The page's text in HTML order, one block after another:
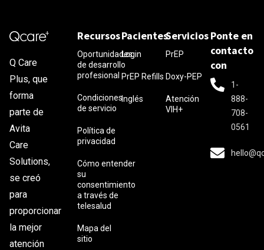
Q Care
Plus, que
forma
parte de
Avita
Care
Solutions,
se creó
para
proporcionar
la mejor
atención
Recursos
Oportunidades
de desarrollo
profesional
Condiciones
de servicio
Política de
privacidad
Cómo entender
su
consentimiento
a través de
telesalud
Mapa del
sitio
Pacientes
Login
PrEP Refills
Inglés
Servicios
PrEP
Doxy-PEP
Atención
VIH+
Ponte en
contacto
con
1-
888-
708-
0561